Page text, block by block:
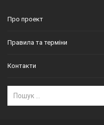
Про проект
Правила та терміни
Контакти